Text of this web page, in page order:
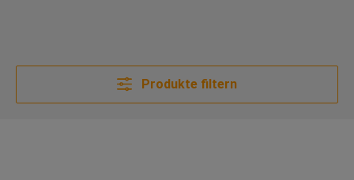
Produkte filtern